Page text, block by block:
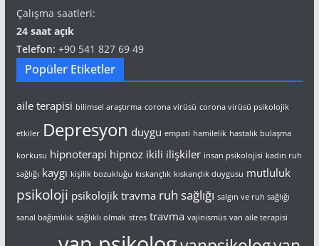
Çalışma saatleri:
24 saat açık
Telefon: +90 541 827 69 49
Popüler Etiketler
aile terapisi bilimsel araştırma corona virüsü corona virüsü psikolojik
etkiler Depresyon duygu empati hamilelik hastalık bulaşma
korkusu hipnoterapi hipnoz ikili ilişkiler insan psikolojisi kadın ruh
sağlığı kaygı kişilik bozukluğu kıskançlık kıskançlık duygusu mutluluk
psikoloji psikolojik travma ruh sağlığı salgın ve ruh sağlığı
sanal bağımlılık sağlıklı olmak stres travma vajinismüs van aile terapisi